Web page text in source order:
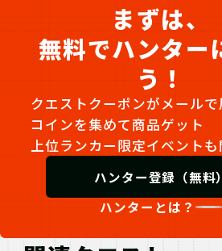
まずは、
無料でハンター
う！
クエストクーポンがメールで
コインを集めて商品ゲット
上位ランカー限定イベントも
ハンター登録（無料）
ハンターとは？